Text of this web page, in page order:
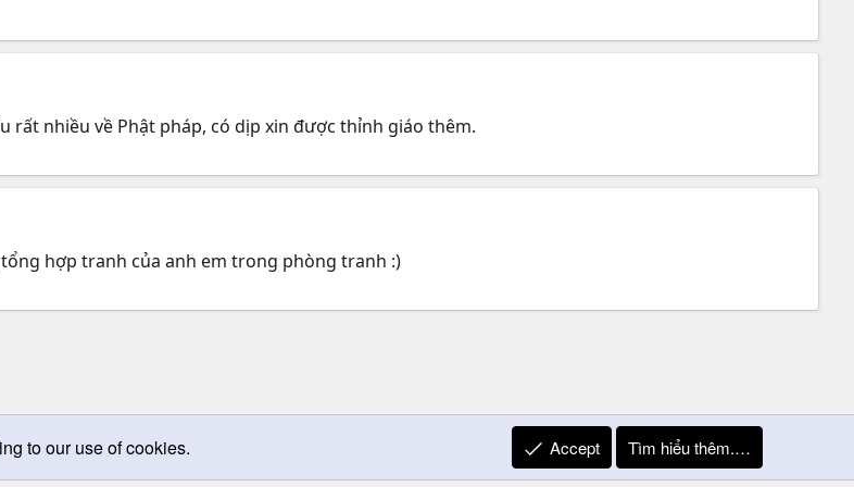
rất nhiều về Phật pháp, có dịp xin được thỉnh giáo thêm.
hợp tranh của anh em trong phòng tranh :)
Quy định và Nội quy Privacy Policy Trợ giúp
S
to our use of cookies. Accept Tìm hiểu thêm.…